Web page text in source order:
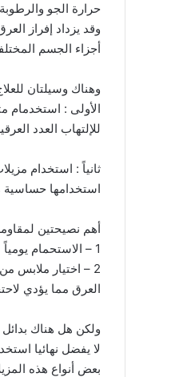
حرارة الجو
وقد يزداد إفراز
أجزاء الجسم
وهناك وسيلتان
للإلتهاب العدد
استخدامها
أهم نصيحتين
1 – الاستحمام يومياً للتخلص من آثار العرق .
2 – اختيار ملابس
العرق مما يؤدي
ولكن هل هناك بدائل
لا يفضل نهائيا
بعض أنواع هذه